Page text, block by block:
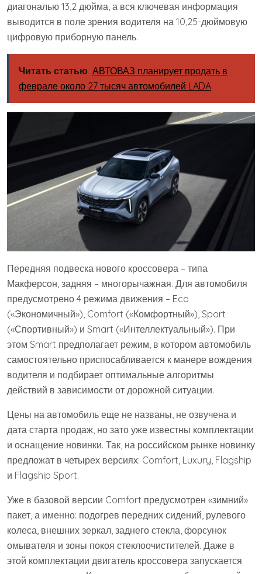
диагональю 13,2 дюйма, а вся ключевая информация
выводится в поле зрения водителя на 10,25-дюймовую
цифровую приборную панель.
Читать статью АВТОВАЗ планирует продать в
феврале около 27 тысяч автомобилей LADA
Передняя подвеска нового кроссовера – типа
Макферсон, задняя – многорычажная. Для автомобиля
предусмотрено 4 режима движения – Eco
(«Экономичный»), Comfort («Комфортный»), Sport
(«Спортивный») и Smart («Интеллектуальный»). При
этом Smart предполагает режим, в котором автомобиль
самостоятельно приспосабливается к манере вождения
водителя и подбирает оптимальные алгоритмы
действий в зависимости от дорожной ситуации.
Цены на автомобиль еще не названы, не озвучена и
дата старта продаж, но зато уже известны комплектации
и оснащение новинки. Так, на российском рынке новинку
предложат в четырех версиях: Comfort, Luxury, Flagship
и Flagship Sport.
Уже в базовой версии Comfort предусмотрен «зимний»
пакет, а именно: подогрев передних сидений, рулевого
колеса, внешних зеркал, заднего стекла, форсунок
омывателя и зоны покоя стеклоочистителей. Даже в
этой комплектации двигатель кроссовера запускается